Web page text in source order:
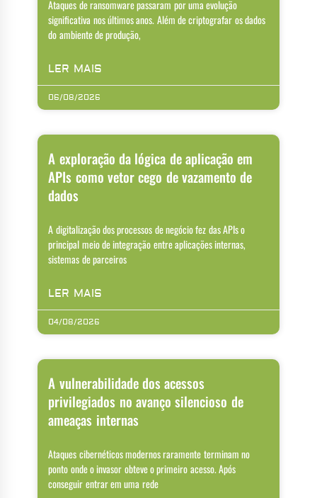
Ataques de ransomware passaram por uma evolução
significativa nos últimos anos. Além de criptografar os dados
do ambiente de produção,
LER MAIS
06/08/2026
A exploração da lógica de aplicação em
APIs como vetor cego de vazamento de
dados
A digitalização dos processos de negócio fez das APIs o
principal meio de integração entre aplicações internas,
sistemas de parceiros
LER MAIS
04/08/2026
A vulnerabilidade dos acessos
privilegiados no avanço silencioso de
ameaças internas
Ataques cibernéticos modernos raramente terminam no
ponto onde o invasor obteve o primeiro acesso. Após
conseguir entrar em uma rede